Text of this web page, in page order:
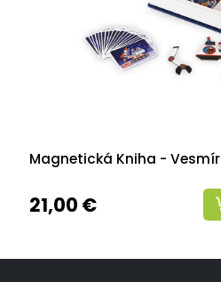
Magnetická Kniha - Vesmír
21,00 €
Z